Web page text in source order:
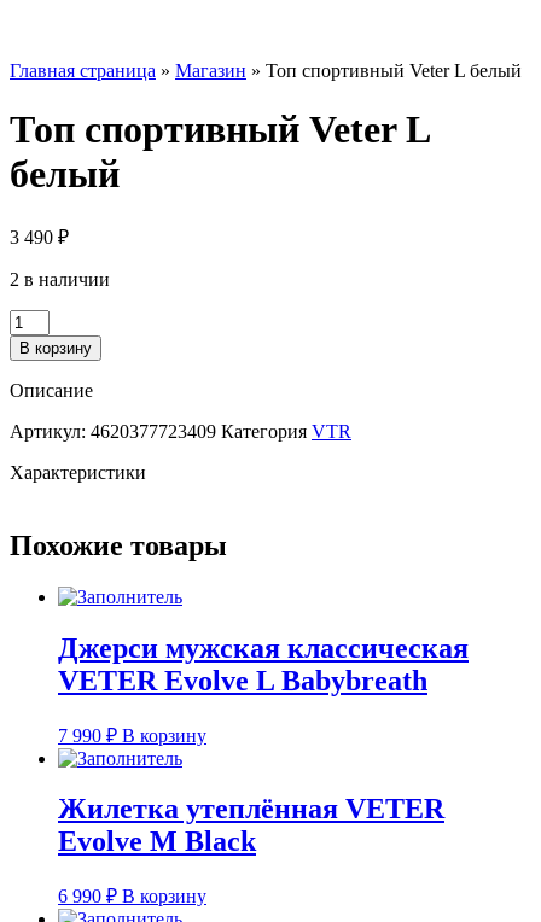
Главная страница » Магазин » Топ спортивный Veter L белый
Топ спортивный Veter L
белый
3 490 ₽
2 в наличии
Количество
товара
Топ
спортивный
L
В корзину
Описание
Артикул: 4620377723409 Категория VTR
Характеристики
Похожие товары
Джерси мужская классическая
VETER Evolve L Babybreath
7 990 ₽ В корзину
Жилетка утеплённая VETER
Evolve M Black
6 990 ₽ В корзину